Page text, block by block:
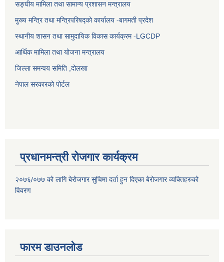
सङ्घीय मामिला तथा सामान्य प्रशासन मन्त्रालय
मुख्य मन्त्रि तथा मन्त्रिपरिषद्को कार्यालय -बागमती प्रदेश
स्थानीय शासन तथा सामुदायिक विकास कार्यक्रम -LGCDP
आर्थिक मामिला तथा योजना मन्त्रालय
जिल्ला समन्वय समिति ,दोलखा
नेपाल सरकारको पोर्टल
प्रधानमन्त्री रोजगार कार्यक्रम
२०७६/०७७ को लागि बेरोजगार सुचिमा दर्ता हुन दिएका बेरोजगार व्यक्तिहरुको
विवरण
फारम डाउनलोड